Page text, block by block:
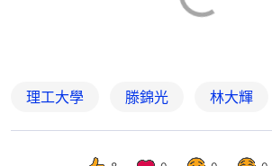
理工大學 滕錦光 林大輝